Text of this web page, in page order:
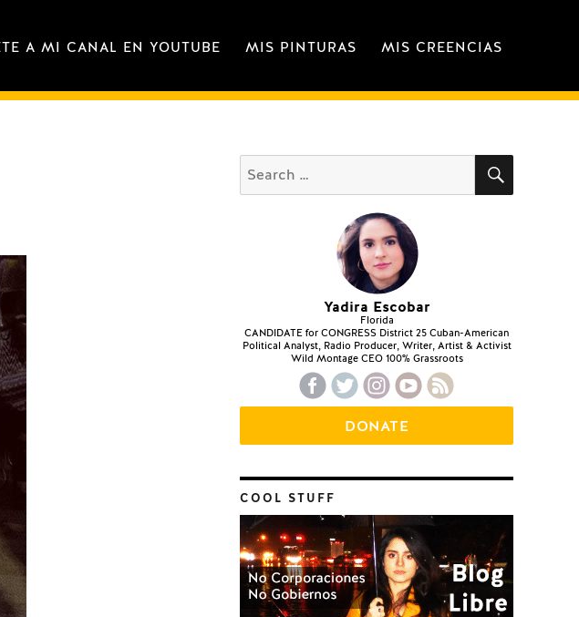
A MI CANAL EN YOUTUBE MIS PINTURAS MIS CREENCIAS
REINALDO ESCOBAR, MI PAPÁ MODERNA 9955 KHZ
Search
for:
SEARCH
Yadira Escobar
Florida
CANDIDATE for CONGRESS District 25 Cuban-American
Political Analyst, Radio Producer, Writer, Artist & Activist
Wild Montage CEO 100% Grassroots
DONATE
COOL STUFF